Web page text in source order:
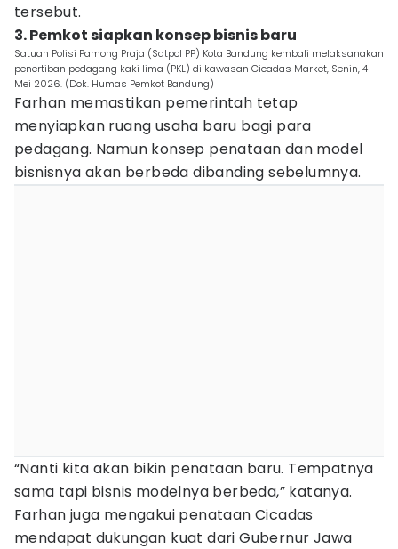
tersebut.
3. Pemkot siapkan konsep bisnis baru
Satuan Polisi Pamong Praja (Satpol PP) Kota Bandung kembali melaksanakan
penertiban pedagang kaki lima (PKL) di kawasan Cicadas Market, Senin, 4
Mei 2026. (Dok. Humas Pemkot Bandung)
Farhan memastikan pemerintah tetap
menyiapkan ruang usaha baru bagi para
pedagang. Namun konsep penataan dan model
bisnisnya akan berbeda dibanding sebelumnya.
“Nanti kita akan bikin penataan baru. Tempatnya
sama tapi bisnis modelnya berbeda,” katanya.
Farhan juga mengakui penataan Cicadas
mendapat dukungan kuat dari Gubernur Jawa